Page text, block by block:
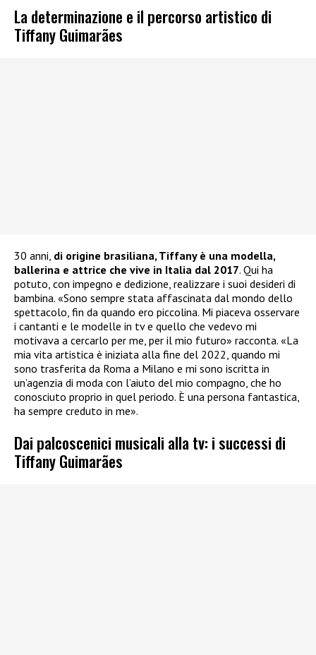
La determinazione e il percorso artistico di
Tiffany Guimarães
30 anni, di origine brasiliana, Tiffany è una modella,
ballerina e attrice che vive in Italia dal 2017. Qui ha
potuto, con impegno e dedizione, realizzare i suoi desideri di
bambina. «Sono sempre stata affascinata dal mondo dello
spettacolo, fin da quando ero piccolina. Mi piaceva osservare
i cantanti e le modelle in tv e quello che vedevo mi
motivava a cercarlo per me, per il mio futuro» racconta. «La
mia vita artistica è iniziata alla fine del 2022, quando mi
sono trasferita da Roma a Milano e mi sono iscritta in
un’agenzia di moda con l’aiuto del mio compagno, che ho
conosciuto proprio in quel periodo. È una persona fantastica,
ha sempre creduto in me».
Dai palcoscenici musicali alla tv: i successi di
Tiffany Guimarães